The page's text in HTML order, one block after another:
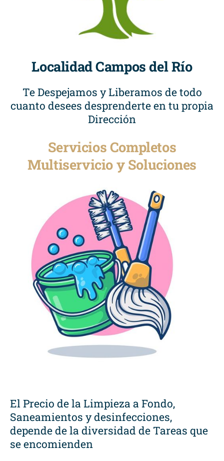
Localidad Campos del Río
Te Despejamos y Liberamos de todo
cuanto desees desprenderte en tu propia
Dirección
Servicios Completos
Multiservicio y Soluciones
El Precio de la Limpieza a Fondo,
Saneamientos y desinfecciones,
depende de la diversidad de Tareas que
se encomienden